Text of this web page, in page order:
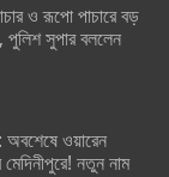
ও রূপো পাচারে বড়
পুলিশ সুপার বললেন
ওয়ারেন
নতুন নাম